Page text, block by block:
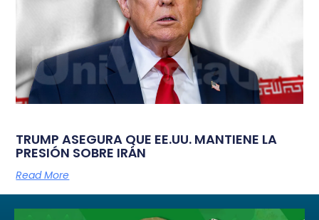
TRUMP ASEGURA QUE EE.UU. MANTIENE LA
PRESIÓN SOBRE IRÁN
Read More